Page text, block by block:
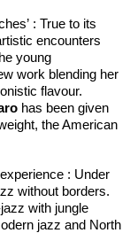
: True to its
encounters
young
work blending her
flavour.
has been given
the American
: Under
without borders.
with jungle
jazz and North